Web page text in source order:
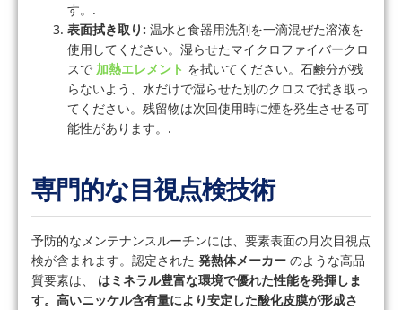
す。.
表面拭き取り: 温水と食器用洗剤を一滴混ぜた溶液を
使用してください。湿らせたマイクロファイバークロ
スで 加熱エレメント を拭いてください。石鹸分が残
らないよう、水だけで湿らせた別のクロスで拭き取っ
てください。残留物は次回使用時に煙を発生させる可
能性があります。.
専門的な目視点検技術
予防的なメンテナンスルーチンには、要素表面の月次目視点
検が含まれます。認定された 発熱体メーカー のような高品
質要素は、 はミネラル豊富な環境で優れた性能を発揮しま
す。高いニッケル含有量により安定した酸化皮膜が形成さ